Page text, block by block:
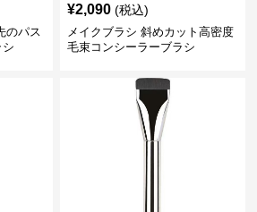
のパス
¥2,090 (税込)
メイクブラシ 斜めカット高密度
毛束コンシーラーブラシ